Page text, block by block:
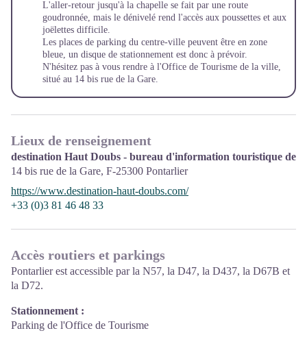
L'aller-retour jusqu'à la chapelle se fait par une route
goudronnée, mais le dénivelé rend l'accès aux poussettes et aux
joëlettes difficile.
Les places de parking du centre-ville peuvent être en zone
bleue, un disque de stationnement est donc à prévoir.
N'hésitez pas à vous rendre à l'Office de Tourisme de la ville,
situé au 14 bis rue de la Gare.
Lieux de renseignement
destination Haut Doubs - bureau d'information touristique de
14 bis rue de la Gare, F-25300 Pontarlier
https://www.destination-haut-doubs.com/
+33 (0)3 81 46 48 33
Accès routiers et parkings
Pontarlier est accessible par la N57, la D47, la D437, la D67B et
la D72.
Stationnement :
Parking de l'Office de Tourisme